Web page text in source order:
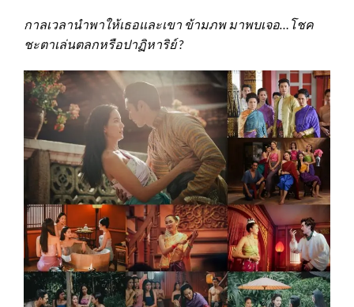
กาลเวลานำพาให้เธอและเขา ข้ามภพ มาพบเจอ…โชค
ชะตาเล่นตลกหรือปาฏิหาริย์?